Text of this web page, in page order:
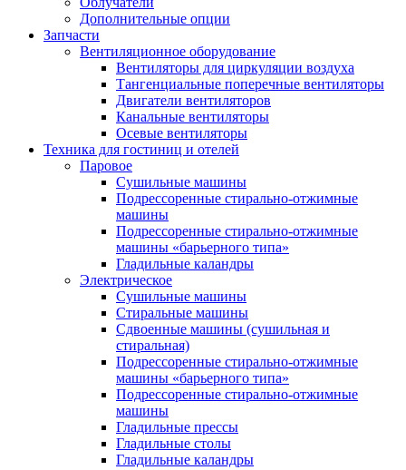
Дополнительные опции
Запчасти
Вентиляционное оборудование
Вентиляторы для циркуляции воздуха
Тангенциальные поперечные вентиляторы
Двигатели вентиляторов
Канальные вентиляторы
Осевые вентиляторы
Техника для гостиниц и отелей
Паровое
Cушильные машины
Подрессоренные стирально-отжимные
машины
Подрессоренные стирально-отжимные
машины «барьерного типа»
Гладильные каландры
Электрическое
Сушильные машины
Стиральные машины
Сдвоенные машины (сушильная и
стиральная)
Подрессоренные стирально-отжимные
машины «барьерного типа»
Подрессоренные стирально-отжимные
машины
Гладильные прессы
Гладильные столы
Гладильные каландры